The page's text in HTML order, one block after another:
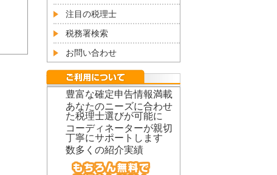
注目の税理士
税務署検索
お問い合わせ
豊富な確定申告情報満載
あなたのニーズに合わせ
た税理士選びが可能に
コーディネーターが親切
丁寧にサポートします
数多くの紹介実績